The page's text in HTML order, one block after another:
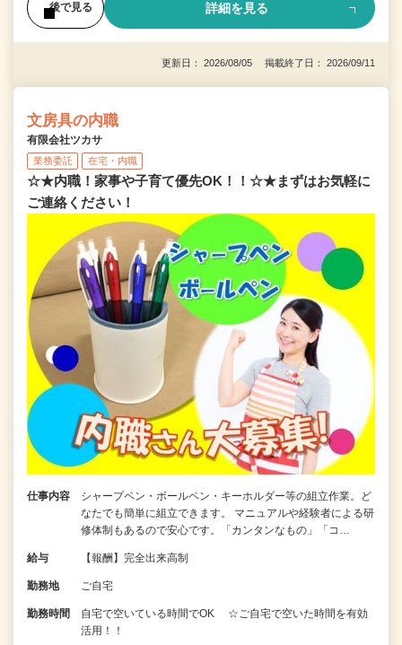
後で見る 詳細を見る
更新日： 2026/08/05 掲載終了日： 2026/09/11
文房具の内職
有限会社ツカサ
業務委託 在宅・内職
☆★内職！家事や子育て優先OK！！☆★まずはお気軽に
ご連絡ください！
仕事内容
シャープペン・ボールペン・キーホルダー等の組立作業。ど
なたでも簡単に組立できます。 マニュアルや経験者による研
修体制もあるので安心です。「カンタンなもの」「コ…
給与 【報酬】完全出来高制
勤務地 ご自宅
勤務時間
自宅で空いている時間でOK ☆ご自宅で空いた時間を有効
活用！！